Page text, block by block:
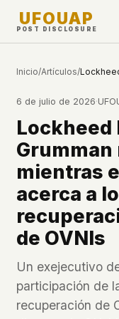
UFOUAP
POST DISCLOSURE
Topics & Tags
U.S. Govt Feed
NEWS
Esta Semana
Novedades
Avistamientos
WHAT WE
Google
✕Facebook Pixel
✕Fingerprinting
✕Third-party
✕External fonts
Inicio/Artículos/
6 de julio de 2026·
mientras
acerca a
de OVNIs
Un exejecutivo
participación de
recuperación de